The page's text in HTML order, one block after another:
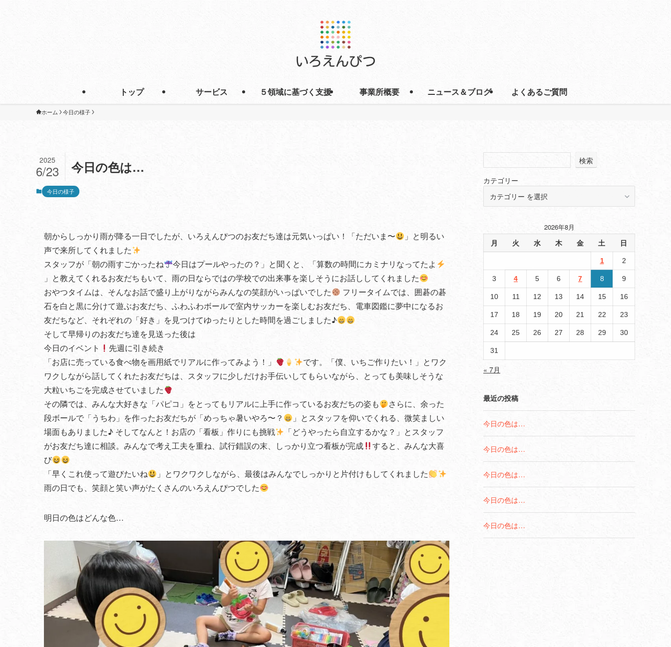
トップ サービス ５領域に基づく支援 事業所概要 ニュース＆ブログ よくあるご質問
ホーム 今日の様子
今日の色は…
2025
6/23
今日の様子
朝からしっかり雨が降る一日でしたが、いろえんぴつのお友だち達は元気いっぱい！「ただいま〜
」と明るい
声で来所してくれました
スタッフが「朝の雨すごかったね
今日はプールやったの？」と聞くと、「算数の時間にカミナリなってたよ
」と教えてくれるお友だちもいて、雨の日ならではの学校での出来事を楽しそうにお話ししてくれました
おやつタイムは、そんなお話で盛り上がりながらみんなの笑顔がいっぱいでした
フリータイムでは、囲碁の碁
石を白と黒に分けて遊ぶお友だち、ふわふわボールで室内サッカーを楽しむお友だち、電車図鑑に夢中になるお
友だちなど、それぞれの「好き」を見つけてゆったりとした時間を過ごしました♪
そして早帰りのお友だち達を見送った後は
今日のイベント
先週に引き続き
「お店に売っている食べ物を画用紙でリアルに作ってみよう！」
です。「僕、いちご作りたい！」とワク
ワクしながら話してくれたお友だちは、スタッフに少しだけお手伝いしてもらいながら、とっても美味しそうな
大粒いちごを完成させていました
その隣では、みんな大好きな「パピコ」をとってもリアルに上手に作っているお友だちの姿も
さらに、余った
段ボールで「うちわ」を作ったお友だちが「めっちゃ暑いやろ〜？
」とスタッフを仰いでくれる、微笑ましい
場面もありました♪ そしてなんと！お店の「看板」作りにも挑戦
「どうやったら自立するかな？」とスタッフ
がお友だち達に相談。みんなで考え工夫を重ね、試行錯誤の末、しっかり立つ看板が完成
すると、みんな大喜
び
「早くこれ使って遊びたいね
」とワクワクしながら、最後はみんなでしっかりと片付けもしてくれました
雨の日でも、笑顔と笑い声がたくさんのいろえんぴつでした
明日の色はどんな色…
検索
カテゴリー
2026年8月
月 火 水 木 金 土 日
1 2
3 4 5 6 7 8 9
10 11 12 13 14 15 16
17 18 19 20 21 22 23
24 25 26 27 28 29 30
31
« 7月
最近の投稿
今日の色は…
今日の色は…
今日の色は…
今日の色は…
今日の色は…